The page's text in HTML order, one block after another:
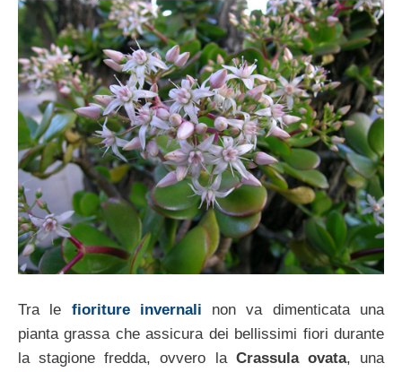
Tra le fioriture invernali non va dimenticata una
pianta grassa che assicura dei bellissimi fiori durante
la stagione fredda, ovvero la Crassula ovata, una